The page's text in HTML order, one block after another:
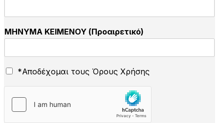
ΜΗΝΥΜΑ ΚΕΙΜΕΝΟΥ (Προαιρετικό)
Τ
Η
Λ
Ό
*Αποδέχομαι τους Όρους Χρήσης